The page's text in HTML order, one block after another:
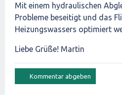
Mit einem hydraulischen
Probleme beseitigt und das
Heizungswassers optimiert
Liebe Grüße! Martin